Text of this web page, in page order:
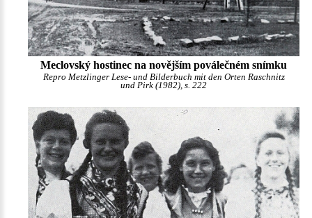
Meclovský hostinec na novějším poválečném snímku
Repro Metzlinger Lese- und Bilderbuch mit den Orten Raschnitz
und Pirk (1982), s. 222